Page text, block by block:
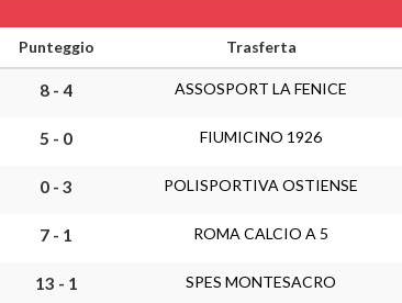
Punteggio Trasferta
8 - 4 ASSOSPORT LA FENICE
5 - 0 FIUMICINO 1926
0 - 3 POLISPORTIVA OSTIENSE
7 - 1 ROMA CALCIO A 5
13 - 1 SPES MONTESACRO